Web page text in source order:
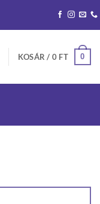
KOSÁR / 0 FT 0